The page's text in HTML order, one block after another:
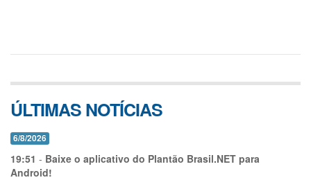
ÚLTIMAS NOTÍCIAS
6/8/2026
19:51 - Baixe o aplicativo do Plantão Brasil.NET para
Android!